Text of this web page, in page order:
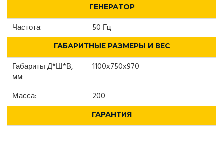
ГЕНЕРАТОР
Частота: 50 Гц
ГАБАРИТНЫЕ РАЗМЕРЫ И ВЕС
Габариты Д*Ш*В,
мм:
1100х750х970
Масса: 200
ГАРАНТИЯ